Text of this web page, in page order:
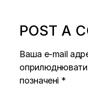
POST A
Ваша e-mail
позначені *